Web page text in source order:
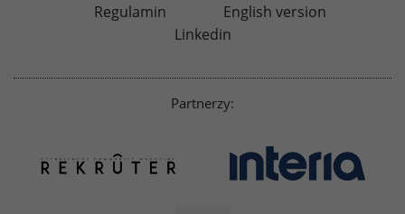
Regulamin
English version
Linkedin
Partnerzy: